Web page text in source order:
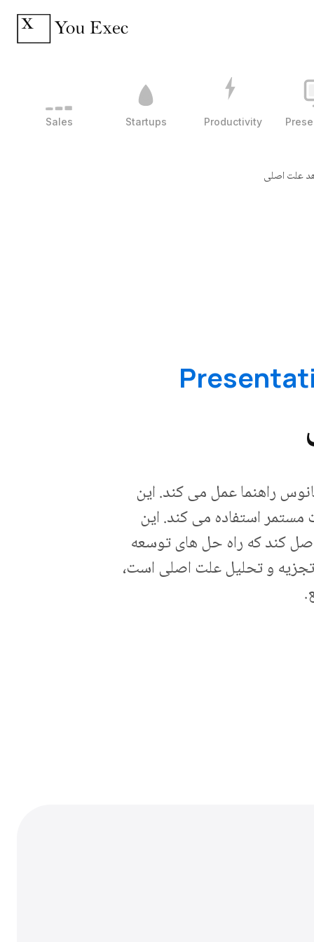
Sales Startups Productivity
علت اصلی
راهنما عمل می کند. این
استفاده می کند. این
کند که راه حل های توسعه
و تحلیل علت اصلی است،